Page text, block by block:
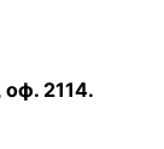
оф. 2114.